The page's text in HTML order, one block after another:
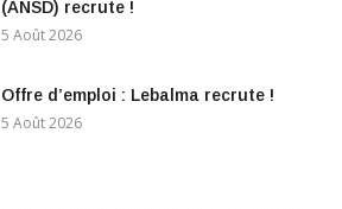
(ANSD) recrute !
5 Août 2026
Offre d’emploi : Lebalma recrute !
5 Août 2026